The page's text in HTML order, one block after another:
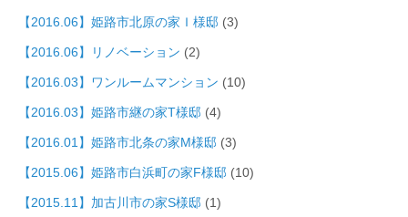
【2016.06】姫路市北原の家Ｉ様邸 (3)
【2016.06】リノベーション (2)
【2016.03】ワンルームマンション (10)
【2016.03】姫路市継の家T様邸 (4)
【2016.01】姫路市北条の家M様邸 (3)
【2015.06】姫路市白浜町の家F様邸 (10)
【2015.11】加古川市の家S様邸 (1)